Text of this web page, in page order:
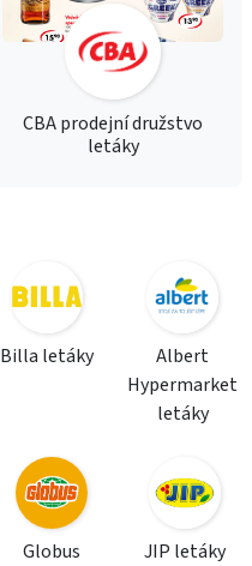
CBA prodejní družstvo
letáky
Billa letáky
Albert
Hypermarket
letáky
Globus
JIP letáky